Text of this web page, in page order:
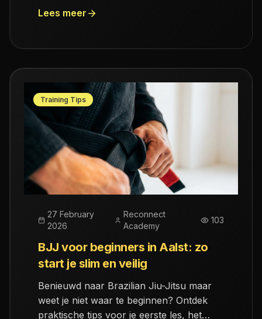
als recreatieve sporter bij Reconnect
Lees meer
Training Tips
27 February
2026
Reconnect
Academy
103
BJJ voor beginners in Aalst: zo
start je slim en veilig
Benieuwd naar Brazilian Jiu-Jitsu maar
weet je niet waar te beginnen? Ontdek
praktische tips voor je eerste les, het